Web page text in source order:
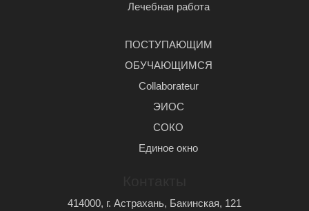
Лечебная работа
ПОСТУПАЮЩИМ
ОБУЧАЮЩИМСЯ
Сollaborateur
ЭИОС
СОКО
Единое окно
414000, г. Астрахань, Бакинская, 121